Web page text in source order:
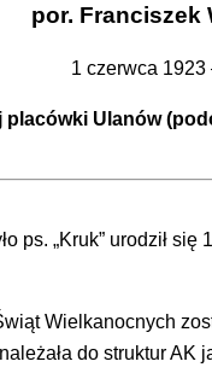
por. Franciszek
1 czerwca
placówki Ulanów
ps. „Kruk” urodził
Wielkanocnych
do struktur AK